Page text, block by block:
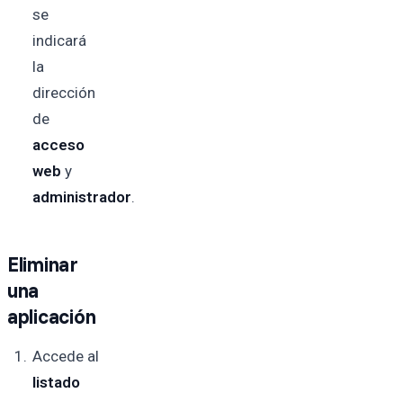
se
indicará
la
dirección
de
acceso
web y
administrador.
Eliminar
una
aplicación
Accede al
listado